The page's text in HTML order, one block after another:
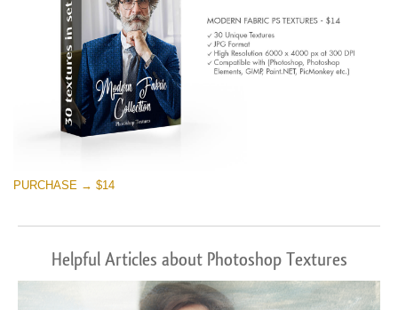
PURCHASE → $14
Helpful Articles about Photoshop Textures